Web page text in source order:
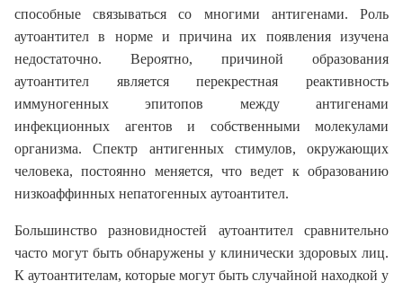
способные связываться со многими антигенами. Роль
аутоантител в норме и причина их появления изучена
недостаточно. Вероятно, причиной образования
аутоантител является перекрестная реактивность
иммуногенных эпитопов между антигенами
инфекционных агентов и собственными молекулами
организма. Спектр антигенных стимулов, окружающих
человека, постоянно меняется, что ведет к образованию
низкоаффинных непатогенных аутоантител.
Большинство разновидностей аутоантител сравнительно
часто могут быть обнаружены у клинически здоровых лиц.
К аутоантителам, которые могут быть случайной находкой у